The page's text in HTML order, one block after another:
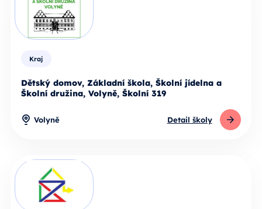
Kraj
Dětský domov, Základní škola, Školní jídelna a
Školní družina, Volyně, Školní 319
Volyně Detail školy